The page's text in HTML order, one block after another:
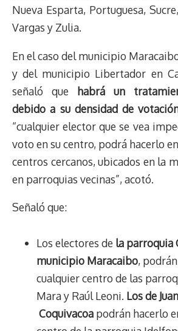
Nueva Esparta, Portuguesa,
Vargas y Zulia.
En el caso del municipio
y del municipio Libertador en
señaló que habrá un
debido a su densidad de
“cualquier elector que se vea
voto en su centro, podrá hacerlo
centros cercanos, ubicados en la
en parroquias vecinas”, acotó.
Señaló que:
Los electores de la parroquia
municipio Maracaibo,
cualquier centro de las
Mara y Raúl Leoni. Los de
Coquivacoa podrán hacerlo